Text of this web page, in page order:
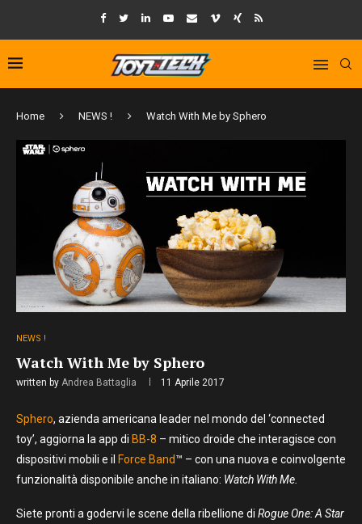
Home NEWS ! Watch With Me by Sphero
NEWS !
Watch With Me by Sphero
written by Andrea Battaglia 11 Aprile 2017
Sphero, azienda americana leader nel mondo del ‘connected
toy’, aggiorna la app di BB-8 – mitico droide che interagisce con
dispositivi mobili e il Force Band™ – con una nuova e coinvolgente
funzionalità disponibile anche in italiano: Watch With Me.
Siete pronti a godervi le scene della ribellione di Rogue One: A Star